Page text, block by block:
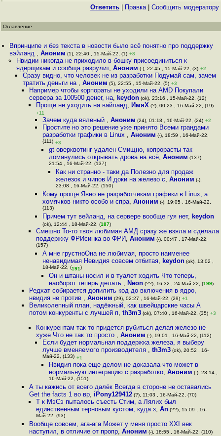
Ответить Правка| Cообщить модератору
Оглавление
Впринципе и без текста в новости было всё понятно про поддержку
вэйланд ,Аноним (1), 22:40 , 15-Май-22, (1) +8
Нвидии никогда не приходило в бошку присоединиться к
ядерщикам и сообща разрулит, Аноним (-), 22:45 , 15-Май-22, (3) +2
Сразу видно, что человек не из разработки Подумай сам, зачем
тратить деньги на , Аноним (5), 22:55 , 15-Май-22, (5) +3
Например чтобы корпораты не уходили на AMD Покупали
сервера за 100500 денег, на, keydon (ok), 23:16 , 15-Май-22, (12)
Проще не уходить на вайланд, ИмяХ (?), 00:23 , 16-Май-22, (19)
+11
Зачем куда вяленый , Аноним (24), 01:18 , 16-Май-22, (24) +2
Простите но это решение уже принято Всеми грандами
разработки графики в Linux , Аноним (-), 18:59 , 16-Май-22,
(111) +3
gt оверквотинг удален Смищно, копрорасты так
ломанулись открывать дрова на всё,Аноним (137),
21:54 , 16-Май-22, (137)
Как ни странно - таки да Полезно для продаж
железок и чипов И доки на железо с, Аноним (-),
23:08 , 16-Май-22, (150)
Кому проще Явно не разработчикам графики в Linux, а
хомячков никто особо и спра, Аноним (-), 19:05 , 16-Май-22,
(113)
Причем тут вейланд, на сервере вообще гуя нет, keydon
(ok), 12:44 , 18-Май-22, (187)
Смешно То-то твоя любимая АМД сразу же взяла и сделала
поддержку ФРИсинка во ФРИ, Аноним (-), 00:47 , 17-Май-22,
(157)
А мне грустноОна не любимая, просто наименее
ненавидимая Невидия совсем отбитая, keydon(ok), 13:02 ,
18-Май-22, (191)
Он и штаны носил и в туалет ходить Что теперь,
наоборот теперь делать , Neon (??), 16:32 , 24-Май-22, (199)
Редхат собирается допилить код до включения в ядро,
нвидия не против ,Аноним (29), 02:27 , 16-Май-22, (29) +1
Великолепный план, надёжный, как швейцарские часы А
потом конкуренты с лучшей п,th3m3 (ok), 07:40 , 16-Май-22, (35) +3
Конкурентам так то придется рубиться делая железо не
хуже Что не так то просто , Аноним (-), 19:01 , 16-Май-22, (112)
Если будет нормальная поддержка железа, я выберу
лучше вменяемого производителя , th3m3(ok), 20:52 , 16-
Май-22, (133) +1
Нвидия пока еще делом не доказала что может в
нормальную интеграцию с разработко,Аноним (-), 23:14 ,
16-Май-22, (151)
А ты кажись от всего далёк Всегда в стороне не оставались
Get the facts 1 во вр, iPony129412 (?), 11:03 , 16-Май-22, (70)
Т к МэСэ пыталось съесть Стим, а Лялих был
единственным терновым кустом, куда з, An(??), 15:09 , 16-
Май-22, (93)
Вообще совсем, ага-ага Может у меня просто XXI век
наступил, в отличие от пропр,Аноним (-), 18:55 , 16-Май-22, (110)